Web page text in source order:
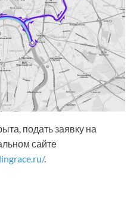
подать заявку на
сайте
.